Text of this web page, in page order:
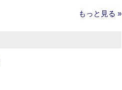
もっと見る »